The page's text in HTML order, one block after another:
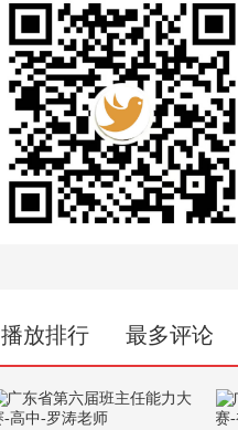
播放排行 最多评论